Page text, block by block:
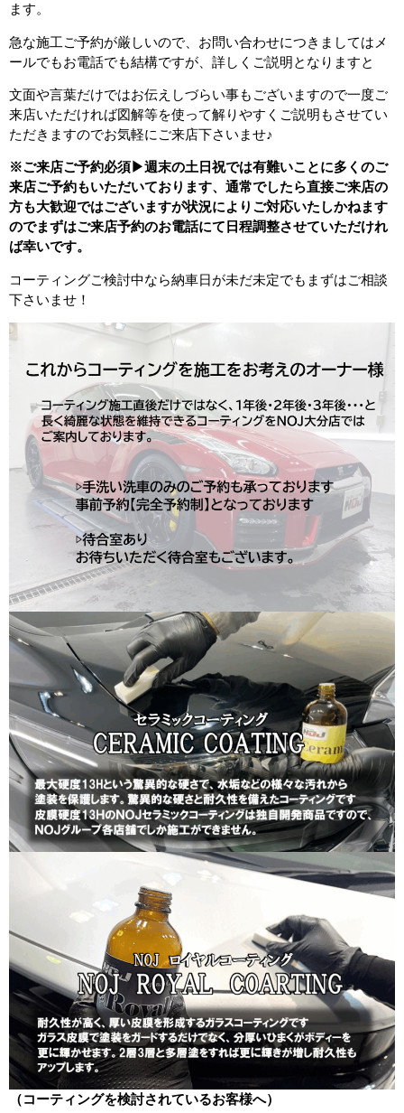
ます。
急な施工ご予約が厳しいので、お問い合わせにつきましてはメ
ールでもお電話でも結構ですが、詳しくご説明となりますと
文面や言葉だけではお伝えしづらい事もございますので一度ご
来店いただければ図解等を使って解りやすくご説明もさせてい
ただきますのでお気軽にご来店下さいませ♪
※ご来店ご予約必須▶︎週末の土日祝では有難いことに多くのご
来店ご予約もいただいております、通常でしたら直接ご来店の
方も大歓迎ではございますが状況によりご対応いたしかねます
のでまずはご来店予約のお電話にて日程調整させていただけれ
ば幸いです。
コーティングご検討中なら納車日が未だ未定でもまずはご相談
下さいませ！
（コーティングを検討されているお客様へ）